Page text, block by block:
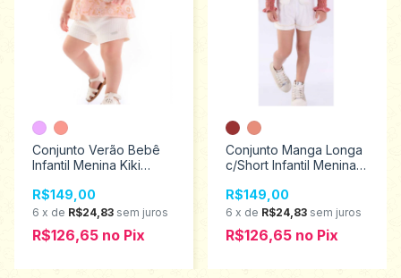
Conjunto Verão Bebê
Infantil Menina Kiki
1500021
R$149,00
6 x de R$24,83 sem juros
R$126,65 no Pix
Conjunto Manga Longa
c/Short Infantil Menina
ao 4 2500067
R$149,00
6 x de R$24,83 sem juros
R$126,65 no Pix